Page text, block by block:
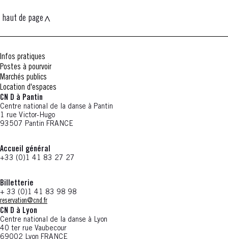
haut de page
Infos pratiques
Postes à pourvoir
Marchés publics
Location d'espaces
CN D à Pantin
Centre national de la danse à Pantin
1 rue Victor-Hugo
93507 Pantin FRANCE
Accueil général
+33 (0)1 41 83 27 27
Billetterie
+ 33 (0)1 41 83 98 98
reservation@cnd.fr
CN D à Lyon
Centre national de la danse à Lyon
40 ter rue Vaubecour
69002 Lyon FRANCE